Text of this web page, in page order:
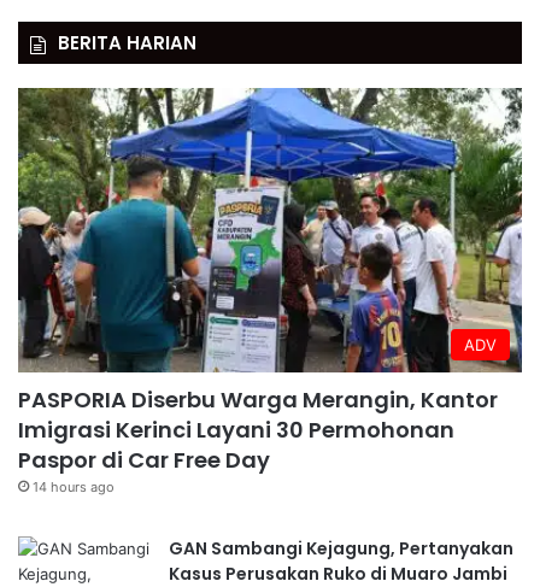
BERITA HARIAN
ADV
PASPORIA Diserbu Warga Merangin, Kantor
Imigrasi Kerinci Layani 30 Permohonan
Paspor di Car Free Day
14 hours ago
GAN Sambangi Kejagung, Pertanyakan
Kasus Perusakan Ruko di Muaro Jambi